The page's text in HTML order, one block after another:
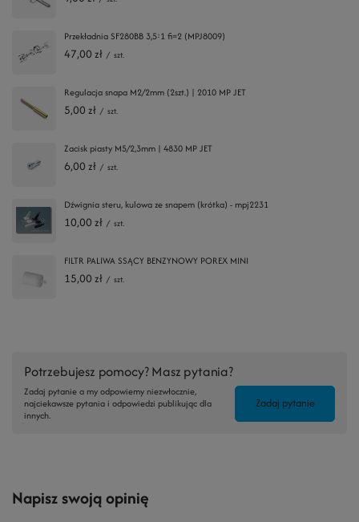
Przekładnia SF280BB 3,5:1 fi=2 (MPJ8009)
47,00 zł / szt.
Regulacja snapa M2/2mm (2szt.) | 2010 MP JET
5,00 zł / szt.
Zacisk piasty M5/2,3mm | 4830 MP JET
6,00 zł / szt.
Dźwignia steru, kulowa ze snapem (krótka) - mpj2231
10,00 zł / szt.
FILTR PALIWA SSĄCY BENZYNOWY POREX MINI
15,00 zł / szt.
Potrzebujesz pomocy? Masz pytania?
Zadaj pytanie a my odpowiemy niezwłocznie,
najciekawsze pytania i odpowiedzi publikując dla
innych.
Zadaj pytanie
Napisz swoją opinię